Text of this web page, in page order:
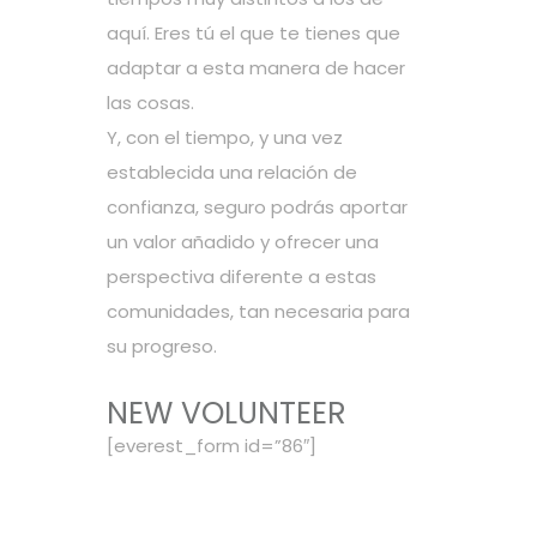
aquí. Eres tú el que te tienes que
adaptar a esta manera de hacer
las cosas.
Y, con el tiempo, y una vez
establecida una relación de
confianza, seguro podrás aportar
un valor añadido y ofrecer una
perspectiva diferente a estas
comunidades, tan necesaria para
su progreso.
NEW VOLUNTEER
[everest_form id=”86″]